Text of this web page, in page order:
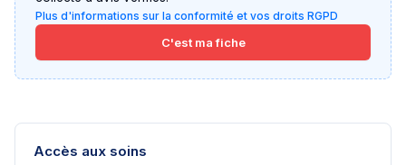
Plus d'informations sur la conformité et vos droits RGPD
C'est ma fiche
Accès aux soins